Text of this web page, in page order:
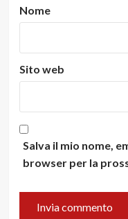
Nome
Sito web
Salva il mio nome,
browser per la